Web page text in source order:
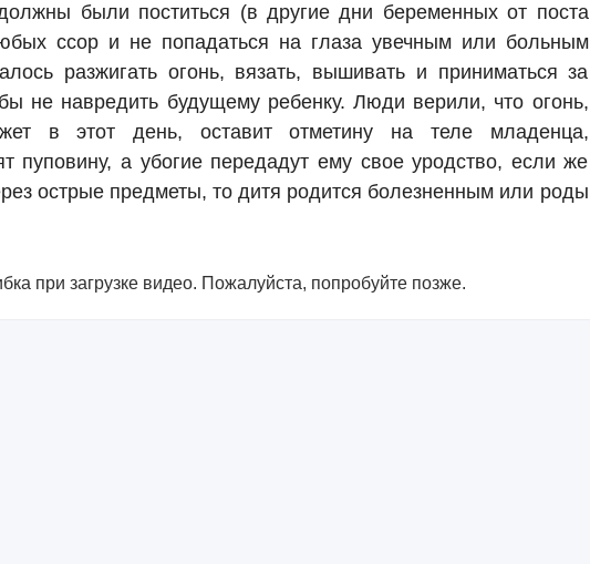
были поститься (в другие дни беременных от поста
ссор и не попадаться на глаза увечным или больным
разжигать огонь, вязать, вышивать и приниматься за
не навредить будущему ребенку. Люди верили, что огонь,
в этот день, оставит отметину на теле младенца,
пуповину, а убогие передадут ему свое уродство, если же
острые предметы, то дитя родится болезненным или роды
при загрузке видео. Пожалуйста, попробуйте позже.